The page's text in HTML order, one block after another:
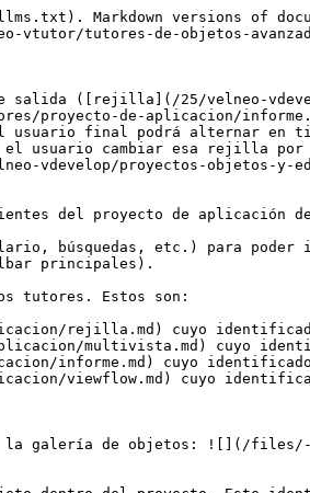
Markdown versions of
vtutor/tutores-de-objetos-
([rejilla](/25/velneo-
proyecto-de-aplicacion/
final podrá alternar en
usuario cambiar esa rejilla
proyectos-objetos-y-
del proyecto de aplicación
búsquedas, etc.) para
principales).
tutores. Estos son:
rejilla.md) cuyo
multivista.md) cuyo
informe.md) cuyo
viewflow.md) cuyo
de objetos: ![](/files/-